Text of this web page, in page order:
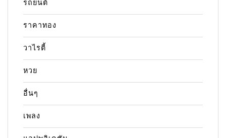
รถยนต์
ราคาทอง
วาไรตี้
หวย
อื่นๆ
เพลง